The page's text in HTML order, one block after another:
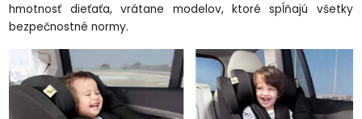
hmotnosť dieťaťa, vrátane modelov, ktoré spĺňajú všetky
bezpečnostné normy.